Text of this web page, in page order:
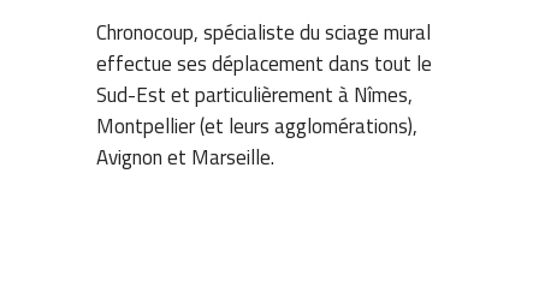
Chronocoup, spécialiste du sciage mural
effectue ses déplacement dans tout le
Sud-Est et particulièrement à Nîmes,
Montpellier (et leurs agglomérations),
Avignon et Marseille.